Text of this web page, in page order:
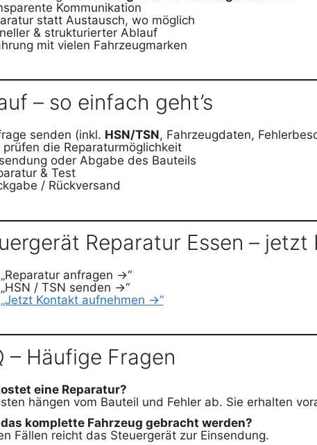
Kommunikation
statt Austausch, wo möglich
& strukturierter Ablauf
mit vielen Fahrzeugmarken
– so einfach geht’s
senden (inkl. HSN/TSN, Fahrzeugdaten,
prüfen die Reparaturmöglichkeit
oder Abgabe des Bauteils
& Test
/ Rückversand
Reparatur Essen –
„Reparatur anfragen →“
„HSN / TSN senden →“
„Jetzt Kontakt aufnehmen →“
– Häufige Fragen
eine Reparatur?
hängen vom Bauteil und Fehler ab. Sie erhalten
komplette Fahrzeug gebracht werden?
Fällen reicht das Steuergerät zur Einsendung.